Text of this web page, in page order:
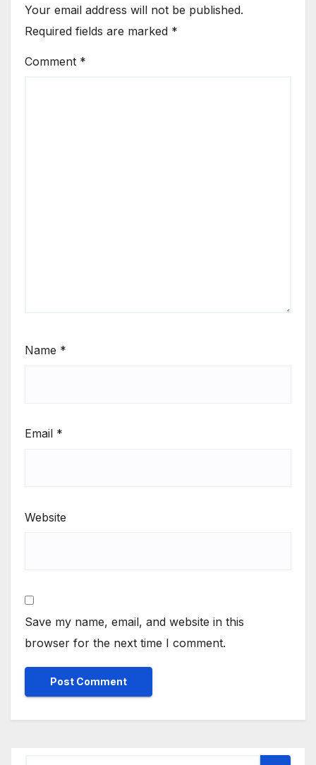
Your email address will not be published.
Required fields are marked *
Comment *
Name *
Email *
Website
Save my name, email, and website in this
browser for the next time I comment.